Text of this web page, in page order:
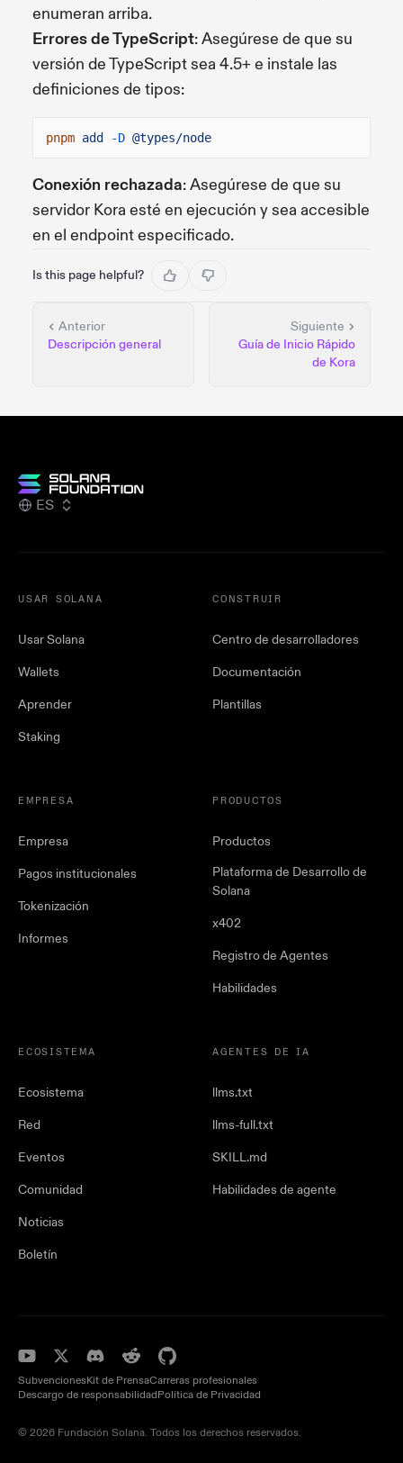
enumeran arriba.
Errores de TypeScript: Asegúrese de que su
versión de TypeScript sea 4.5+ e instale las
definiciones de tipos:
pnpm add -D @types/node
Conexión rechazada: Asegúrese de que su
servidor Kora esté en ejecución y sea accesible
en el endpoint especificado.
Is this page helpful?
Anterior
Descripción general
Siguiente
Guía de Inicio Rápido
de Kora
ES
USAR SOLANA
Usar Solana
Wallets
Aprender
Staking
CONSTRUIR
Centro de desarrolladores
Documentación
Plantillas
EMPRESA
Empresa
Pagos institucionales
Tokenización
Informes
PRODUCTOS
Productos
Plataforma de Desarrollo de
Solana
x402
Registro de Agentes
Habilidades
ECOSISTEMA
Ecosistema
Red
Eventos
Comunidad
Noticias
Boletín
AGENTES DE IA
llms.txt
llms-full.txt
SKILL.md
Habilidades de agente
SubvencionesKit de PrensaCarreras profesionales
Descargo de responsabilidadPolítica de Privacidad
© 2026 Fundación Solana. Todos los derechos reservados.